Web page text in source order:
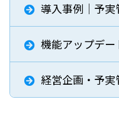
導入事例｜予実
機能アップデー
経営企画・予実